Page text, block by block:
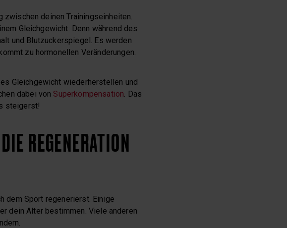
zwischen deinen Trainingseinheiten.
Gleichgewicht. Denn während des
und Blutzuckerspiegel. Es werden
zu hormonellen Veränderungen.
Gleichgewicht wiederherstellen und
dabei von Superkompensation. Das
steigerst!
REGENERATION
dem Sport regenerierst. Einige
dein Alter bestimmen. Viele anderen